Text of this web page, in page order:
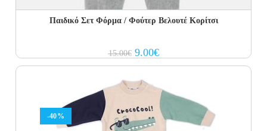
Παιδικό Σετ Φόρμα / Φούτερ Βελουτέ Κορίτσι
15.00€ Original
price
was:
9.00€Current
price
is:
-40%